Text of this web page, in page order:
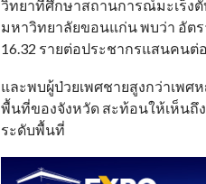
วิทยาที่ศึกษาสถานการณ์มะเร็ง
มหาวิทยาลัยขอนแก่น พบว่า อัต
16.32 รายต่อประชากรแสนคนต่
และพบผู้ป่วยเพศชายสูงกว่าเพ
พื้นที่ของจังหวัด สะท้อนให้เห็นถึ
ระดับพื้นที่